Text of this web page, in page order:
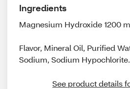
Ingredients
Magnesium Hydroxide 1200
Flavor, Mineral Oil, Purified
Sodium, Sodium Hypochlorite.
See product details